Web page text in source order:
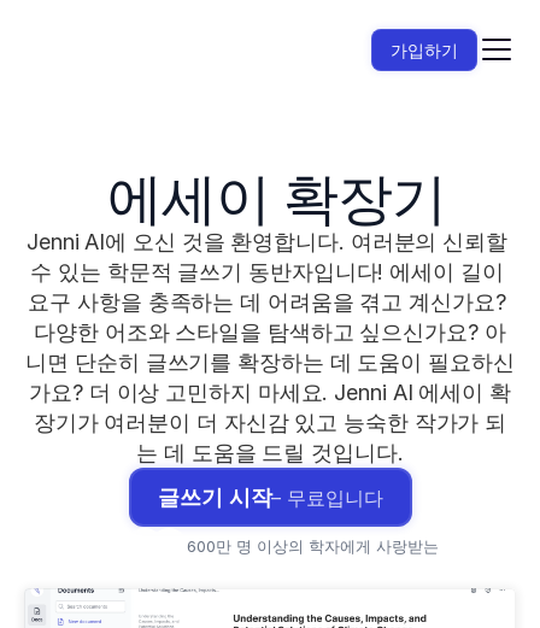
에세이 확장기
Jenni AI에 오신 것을 환영합니다. 여러분의 신뢰할
수 있는 학문적 글쓰기 동반자입니다! 에세이 길이
요구 사항을 충족하는 데 어려움을 겪고 계신가요?
다양한 어조와 스타일을 탐색하고 싶으신가요? 아
니면 단순히 글쓰기를 확장하는 데 도움이 필요하신
가요? 더 이상 고민하지 마세요. Jenni AI 에세이 확
장기가 여러분이 더 자신감 있고 능숙한 작가가 되
는 데 도움을 드릴 것입니다.
글쓰기 시작– 무료입니다
600만 명 이상의 학자에게 사랑받는
가입하기